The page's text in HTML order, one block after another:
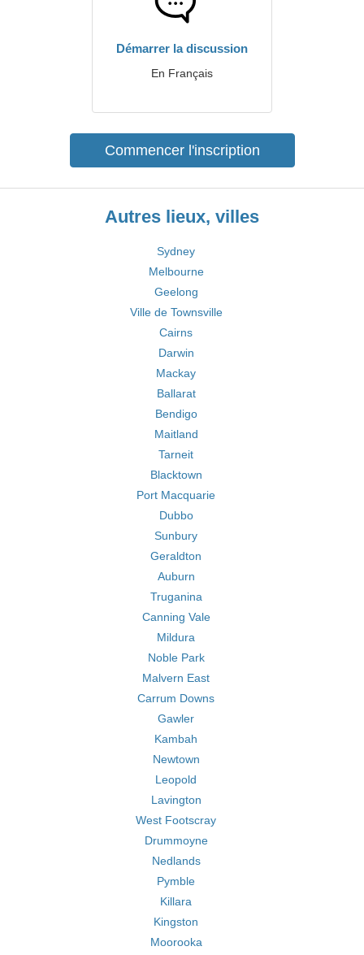
Démarrer la discussion
En Français
Commencer l'inscription
Autres lieux, villes
Sydney
Melbourne
Geelong
Ville de Townsville
Cairns
Darwin
Mackay
Ballarat
Bendigo
Maitland
Tarneit
Blacktown
Port Macquarie
Dubbo
Sunbury
Geraldton
Auburn
Truganina
Canning Vale
Mildura
Noble Park
Malvern East
Carrum Downs
Gawler
Kambah
Newtown
Leopold
Lavington
West Footscray
Drummoyne
Nedlands
Pymble
Killara
Kingston
Moorooka